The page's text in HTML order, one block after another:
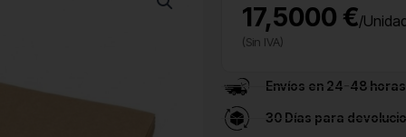
17,5000 €/
(Sin IVA)
Envíos en 24-48 horas
30 Días para